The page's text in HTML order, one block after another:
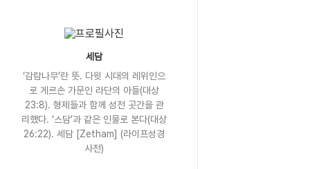
세담
‘감람나무’란 뜻. 다윗 시대의 레위인으
로 게르손 가문인 라단의 아들(대상
23:8). 형제들과 함께 성전 곳간을 관
리했다. ‘스담’과 같은 인물로 본다(대상
26:22). 세담 [Zetham] (라이프성경
사전)